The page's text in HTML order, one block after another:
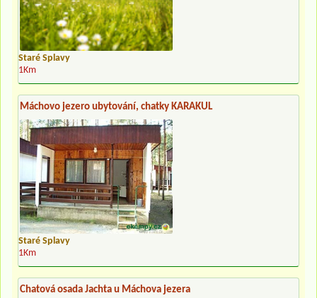
Staré Splavy
1Km
Máchovo jezero ubytování, chatky KARAKUL
Staré Splavy
1Km
Chatová osada Jachta u Máchova jezera